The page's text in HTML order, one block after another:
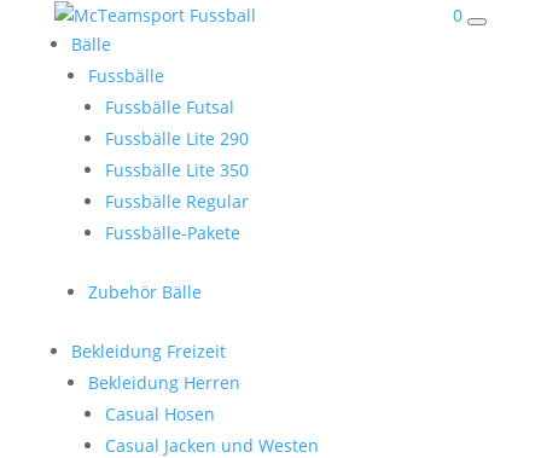
0
Bälle
Fussbälle
Fussbälle Futsal
Fussbälle Lite 290
Fussbälle Lite 350
Fussbälle Regular
Fussbälle-Pakete
Zubehör Bälle
Bekleidung Freizeit
Bekleidung Herren
Casual Hosen
Casual Jacken und Westen